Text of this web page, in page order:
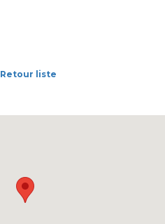
Retour liste